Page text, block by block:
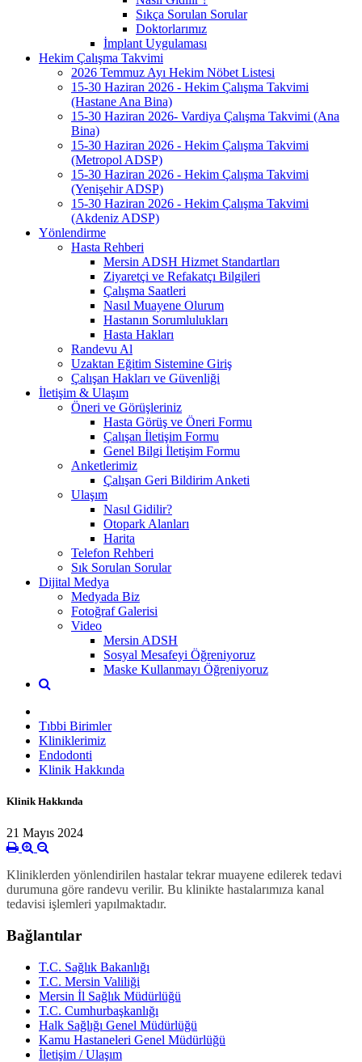
Sıkça Sorulan Sorular
Doktorlarımız
İmplant Uygulaması
Hekim Çalışma Takvimi
2026 Temmuz Ayı Hekim Nöbet Listesi
15-30 Haziran 2026 - Hekim Çalışma Takvimi
(Hastane Ana Bina)
15-30 Haziran 2026- Vardiya Çalışma Takvimi (Ana
Bina)
15-30 Haziran 2026 - Hekim Çalışma Takvimi
(Metropol ADSP)
15-30 Haziran 2026 - Hekim Çalışma Takvimi
(Yenişehir ADSP)
15-30 Haziran 2026 - Hekim Çalışma Takvimi
(Akdeniz ADSP)
Yönlendirme
Hasta Rehberi
Mersin ADSH Hizmet Standartları
Ziyaretçi ve Refakatçı Bilgileri
Çalışma Saatleri
Nasıl Muayene Olurum
Hastanın Sorumlulukları
Hasta Hakları
Randevu Al
Uzaktan Eğitim Sistemine Giriş
Çalışan Hakları ve Güvenliği
İletişim & Ulaşım
Öneri ve Görüşleriniz
Hasta Görüş ve Öneri Formu
Çalışan İletişim Formu
Genel Bilgi İletişim Formu
Anketlerimiz
Çalışan Geri Bildirim Anketi
Ulaşım
Nasıl Gidilir?
Otopark Alanları
Harita
Telefon Rehberi
Sık Sorulan Sorular
Dijital Medya
Medyada Biz
Fotoğraf Galerisi
Video
Mersin ADSH
Sosyal Mesafeyi Öğreniyoruz
Maske Kullanmayı Öğreniyoruz
Tıbbi Birimler
Kliniklerimiz
Endodonti
Klinik Hakkında
Klinik Hakkında
21 Mayıs 2024
Kliniklerden yönlendirilen hastalar tekrar muayene edilerek tedavi
durumuna göre randevu verilir. Bu klinikte hastalarımıza kanal
tedavisi işlemleri yapılmaktadır.
Bağlantılar
T.C. Sağlık Bakanlığı
T.C. Mersin Valiliği
Mersin İl Sağlık Müdürlüğü
T.C. Cumhurbaşkanlığı
Halk Sağlığı Genel Müdürlüğü
Kamu Hastaneleri Genel Müdürlüğü
İletişim / Ulaşım